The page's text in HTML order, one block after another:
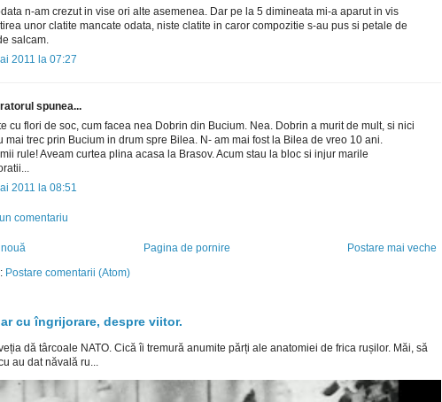
n-am crezut in vise ori alte asemenea. Dar pe la 5 dimineata mi-a aparut in vis
unor clatite mancate odata, niste clatite in caror compozitie s-au pus si petale de
salcam.
2011 la 07:27
spunea...
cu flori de soc, cum facea nea Dobrin din Bucium. Nea. Dobrin a murit de mult, si nici
mai trec prin Bucium in drum spre Bilea. N- am mai fost la Bilea de vreo 10 ani.
rule! Aveam curtea plina acasa la Brasov. Acum stau la bloc si injur marile
2011 la 08:51
comentariu
Postare mai veche
Pagina de pornire
Postare comentarii (Atom)
cu îngrijorare, despre viitor.
dă târcoale NATO. Cică îi tremură anumite părți ale anatomiei de frica rușilor. Măi, să
au dat năvală ru...